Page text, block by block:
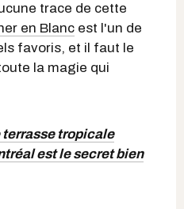
trace de cette
en Blanc est l'un de
favoris, et il faut le
la magie qui
terrasse tropicale
est le secret bien